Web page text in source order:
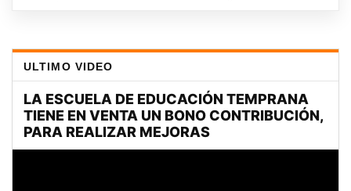
ULTIMO VIDEO